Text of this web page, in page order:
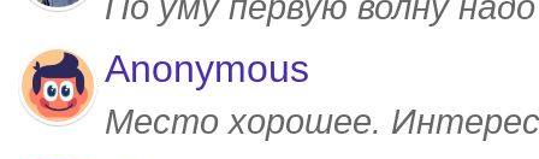
Anonymous
Место хорошее.